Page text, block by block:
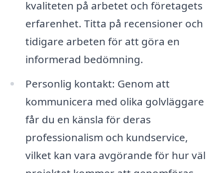
kvaliteten på arbetet och företagets
erfarenhet. Titta på recensioner och
tidigare arbeten för att göra en
informerad bedömning.
Personlig kontakt: Genom att
kommunicera med olika golvläggare
får du en känsla för deras
professionalism och kundservice,
vilket kan vara avgörande för hur väl